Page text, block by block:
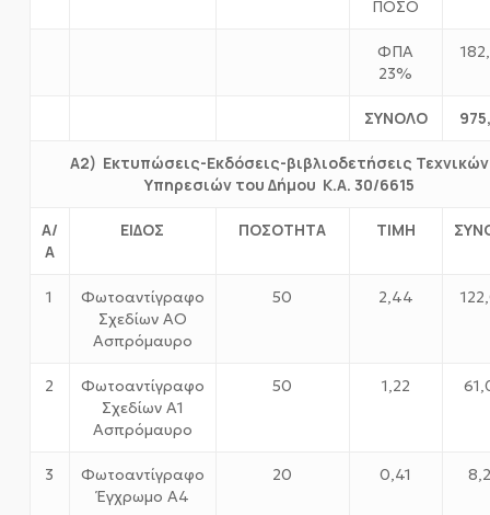
ΠΟΣΟ
ΦΠΑ
23%
ΣΥΝΟΛΟ
Α2) Εκτυπώσεις-Εκδόσεις-βιβλιοδετήσεις Τεχνικών
Υπηρεσιών του Δήμου Κ.Α. 30/6615
Α/
Α
ΕΙΔΟΣ ΠΟΣΟΤΗΤΑ ΤΙΜΗ
1
Φωτοαντίγραφο
Σχεδίων ΑΟ
Ασπρόμαυρο
50 2,44
2
Φωτοαντίγραφο
Σχεδίων Α1
Ασπρόμαυρο
50 1,22
3
Φωτοαντίγραφο
Έγχρωμο Α4
20 0,41